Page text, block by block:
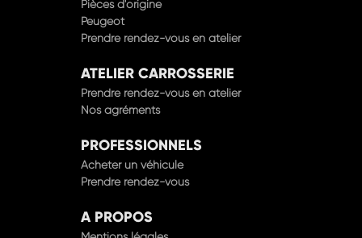
Peugeot
Prendre rendez-vous en atelier
Prendre rendez-vous en atelier
Nos agréments
Acheter un véhicule
Prendre rendez-vous
Mentions légales